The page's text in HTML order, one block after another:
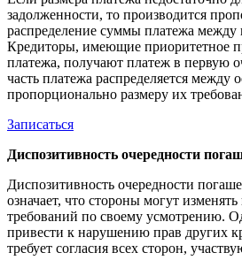
задолженности, то производится
распределение суммы платежа между
Кредиторы, имеющие приоритетное
платежа, получают платеж в первую
часть платежа распределяется между
пропорционально размеру их
Записаться
Диспозитивность очередности
Диспозитивность очередности
означает, что стороны могут
требований по своему усмотрению.
привести к нарушению прав других
требует согласия всех сторон,